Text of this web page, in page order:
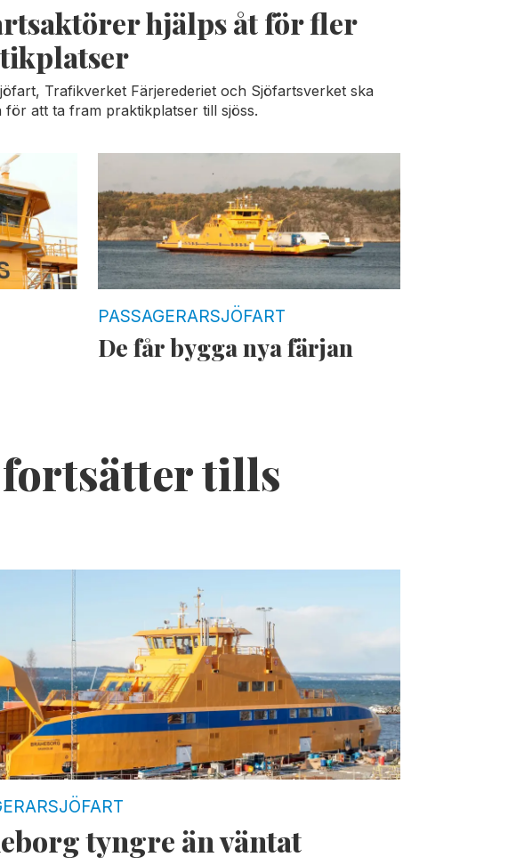
hjälps åt för fler
Trafikverket Färjerederiet och Sjöfartsverket ska
för att ta fram praktikplatser till sjöss.
PASSAGERARSJÖFART
De får bygga nya färjan
tills
tyngre än väntat